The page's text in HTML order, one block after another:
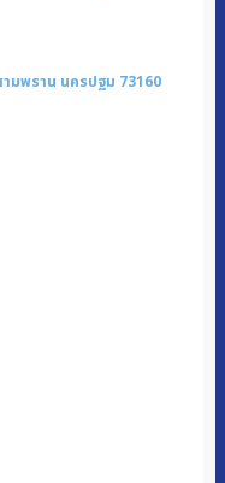
มพราน นครปฐม 73160